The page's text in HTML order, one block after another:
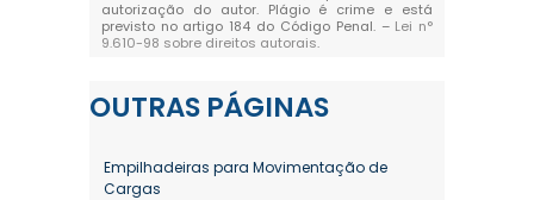
autorização do autor. Plágio é crime e está
previsto no artigo 184 do Código Penal. – Lei n°
9.610-98 sobre direitos autorais.
OUTRAS PÁGINAS
Empilhadeiras para Movimentação de
Cargas